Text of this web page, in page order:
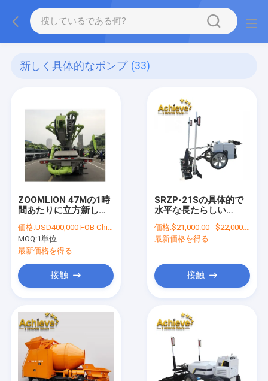
新しく具体的なポンプ (33)
ZOOMLION 47Mの1時
間あたりに立方新しい
Mercedezのベンツの
シャーシ120
価格:USD400,000 FOB China
MOQ:1単位
最新価格を得る
接触
SRZP-21Sの具体的で
水平な長たらしい
長たらしい話3KW
価格:$21,000.00 - $22,000.00/Units
最新価格を得る
接触